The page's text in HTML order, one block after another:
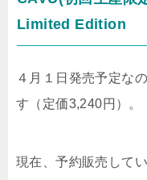
Limited Edition
４月１日発売予定な
す（定価3,240円）。
現在、予約販売して